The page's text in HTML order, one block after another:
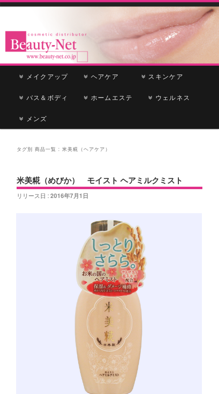
Beauty-Net
cosmetic distributor
ー
メ
イ
ン
テ
サ
ブ
コ
ン
メイクアップ ヘアケア スキンケア
バス＆ボディ ホームエステ ウェルネス
メンズ
タグ別 商品一覧 :米美糀（ヘアケア）
米美糀（めびか） モイスト ヘアミルクミスト
リリース日 :2016年7月1日